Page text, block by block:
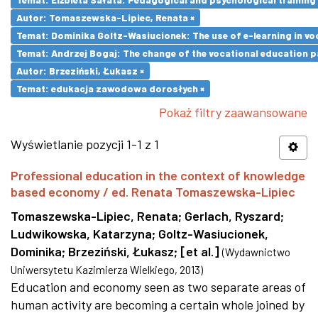
Autor: Tomaszewska-Lipiec, Renata ×
Temat: Dominika Goltz-Wasiucionek: The use of e-learning in
Temat: Andrzej Bogaj: The change of the vocational education
Autor: Brzeziński, Łukasz ×
Temat: edukacja zawodowa dorosłych ×
Pokaż filtry zaawansowane
Wyświetlanie pozycji 1-1 z 1
Professional education in the context of knowledge
based economy / ed. Renata Tomaszewska-Lipiec
Tomaszewska-Lipiec, Renata; Gerlach, Ryszard;
Ludwikowska, Katarzyna; Goltz-Wasiucionek,
Dominika; Brzeziński, Łukasz; [et al.] (Wydawnictwo
Uniwersytetu Kazimierza Wielkiego, 2013)
Education and economy seen as two separate areas of
human activity are becoming a certain whole joined by